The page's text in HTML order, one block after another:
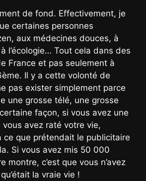
de fond. Effectivement, je
certaines personnes
aux médecines douces, à
l’écologie… Tout cela dans des
France et pas seulement à
Il y a cette volonté de
pas exister simplement parce
une grosse télé, une grosse
façon, si vous avez une
vous avez raté votre vie,
ce que prétendait le publicitaire
Si vous avez mis 50 000
montre, c’est que vous n’avez
la vraie vie !